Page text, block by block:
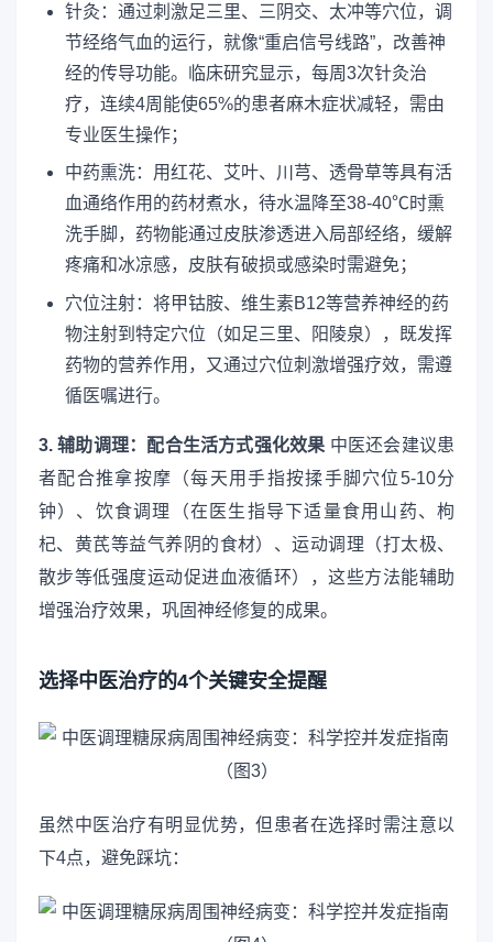
针灸：通过刺激足三里、三阴交、太冲等穴位，调
节经络气血的运行，就像“重启信号线路”，改善神
经的传导功能。临床研究显示，每周3次针灸治
疗，连续4周能使65%的患者麻木症状减轻，需由
专业医生操作；
中药熏洗：用红花、艾叶、川芎、透骨草等具有活
血通络作用的药材煮水，待水温降至38-40℃时熏
洗手脚，药物能通过皮肤渗透进入局部经络，缓解
疼痛和冰凉感，皮肤有破损或感染时需避免；
穴位注射：将甲钴胺、维生素B12等营养神经的药
物注射到特定穴位（如足三里、阳陵泉），既发挥
药物的营养作用，又通过穴位刺激增强疗效，需遵
循医嘱进行。
3. 辅助调理：配合生活方式强化效果 中医还会建议患
者配合推拿按摩（每天用手指按揉手脚穴位5-10分
钟）、饮食调理（在医生指导下适量食用山药、枸
杞、黄芪等益气养阴的食材）、运动调理（打太极、
散步等低强度运动促进血液循环），这些方法能辅助
增强治疗效果，巩固神经修复的成果。
选择中医治疗的4个关键安全提醒
虽然中医治疗有明显优势，但患者在选择时需注意以
下4点，避免踩坑：